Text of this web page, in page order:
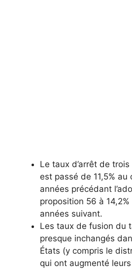
Le taux d’arrêt de
est passé de 11,5%
années précédant
proposition 56 à
années suivant.
Les taux de fusion du
presque inchangés
États (y compris le
qui ont augmenté